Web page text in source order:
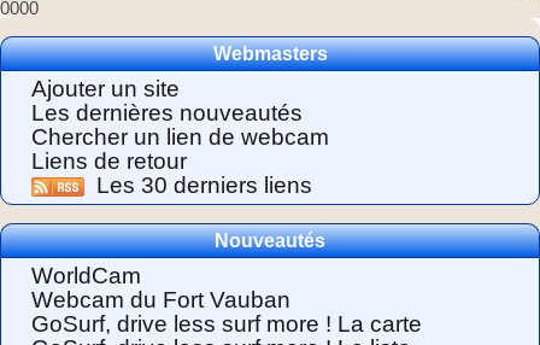
0000
Webmasters
Ajouter un site
Les dernières nouveautés
Chercher un lien de webcam
Liens de retour
Les 30 derniers liens
Nouveautés
WorldCam
Webcam du Fort Vauban
GoSurf, drive less surf more ! La carte